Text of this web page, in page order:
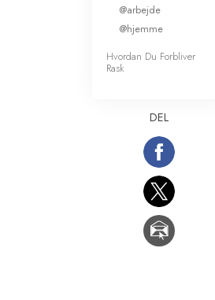
@arbejde
@hjemme
Hvordan Du Forbliver
Rask
DEL